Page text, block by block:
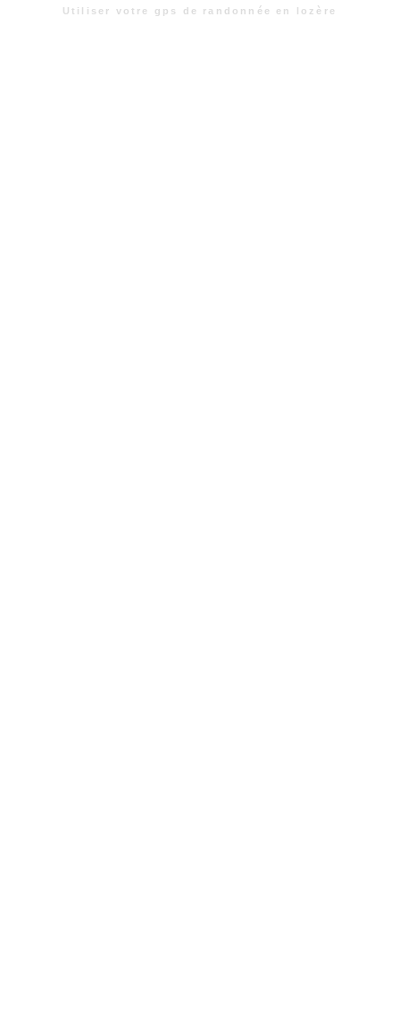
Utiliser votre gps de randonnée en lozère